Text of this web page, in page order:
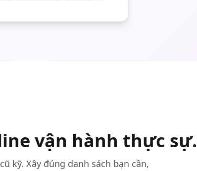
vận hành thực sự.
kỹ. Xây đúng danh sách bạn cần,